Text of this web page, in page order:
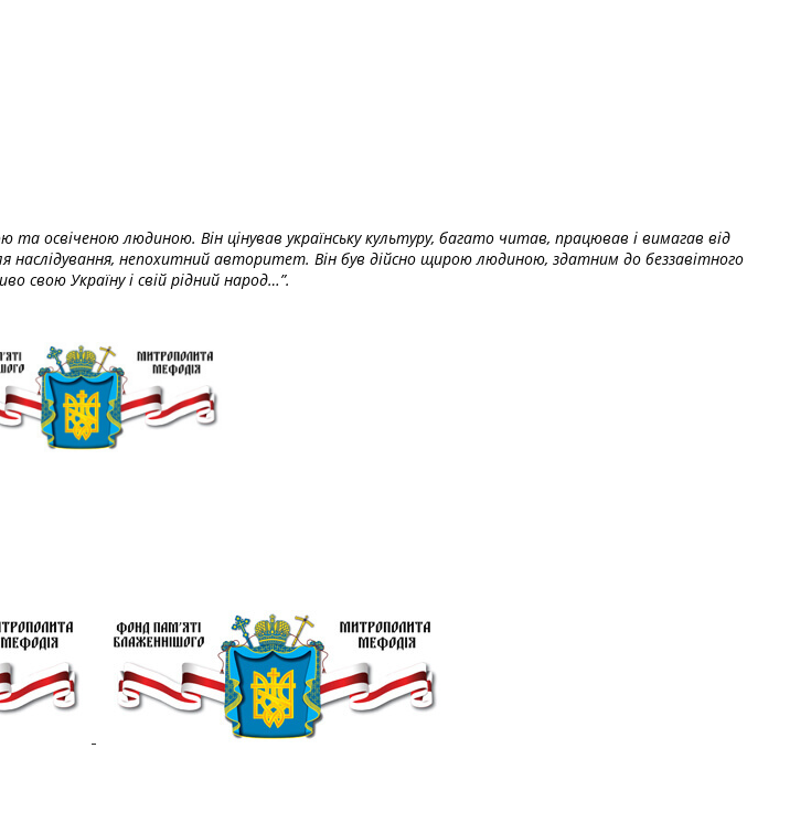
освіченою людиною. Він цінував українську культуру, багато читав, працював і вимагав від
непохитний авторитет. Він був дійсно щирою людиною, здатним до беззавітного
свою Україну і свій рідний народ…”.